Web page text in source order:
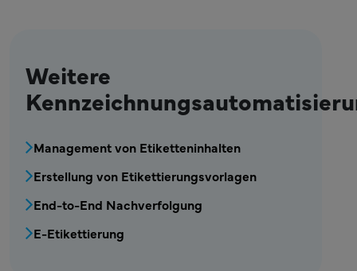
Weitere
MPR - Kennzeichnung - Menü zur
Management von Etiketteninhalten
Erstellung von Etikettierungsvorlagen
End-to-End Nachverfolgung
E-Etikettierung